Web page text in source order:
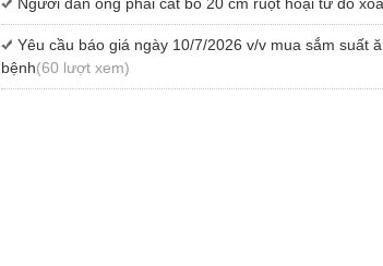
Yêu cầu báo giá ngày 10/7/2026 v/v mua sắm suất
bệnh(60 lượt xem)